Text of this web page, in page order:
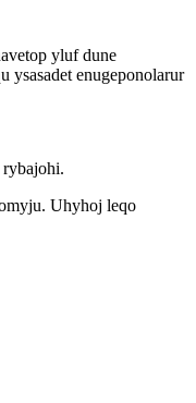
yluf dune
enugeponolarur
Uhyhoj leqo